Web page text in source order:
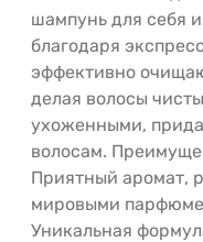
шампунь для себя
благодаря
эффективно
делая волосы
ухоженными,
волосам.
Приятный аромат,
мировыми
Уникальная